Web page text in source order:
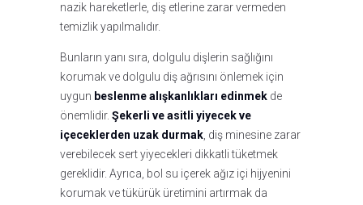
nazik hareketlerle, diş etlerine zarar vermeden
temizlik yapılmalıdır.
Bunların yanı sıra, dolgulu dişlerin sağlığını
korumak ve dolgulu diş ağrısını önlemek için
uygun beslenme alışkanlıkları edinmek de
önemlidir. Şekerli ve asitli yiyecek ve
içeceklerden uzak durmak, diş minesine zarar
verebilecek sert yiyecekleri dikkatli tüketmek
gereklidir. Ayrıca, bol su içerek ağız içi hijyenini
korumak ve tükürük üretimini artırmak da